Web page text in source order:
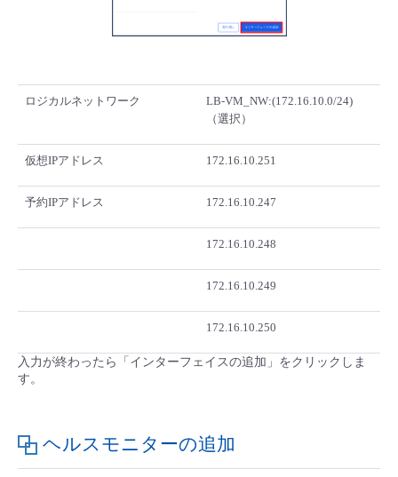
ロジカルネットワーク
LB-VM_NW:(172.16.10.0/24)
（選択）
仮想IPアドレス 172.16.10.251
予約IPアドレス 172.16.10.247
172.16.10.248
172.16.10.249
172.16.10.250
入力が終わったら「インターフェイスの追加」をクリックしま
す。
ヘルスモニターの追加